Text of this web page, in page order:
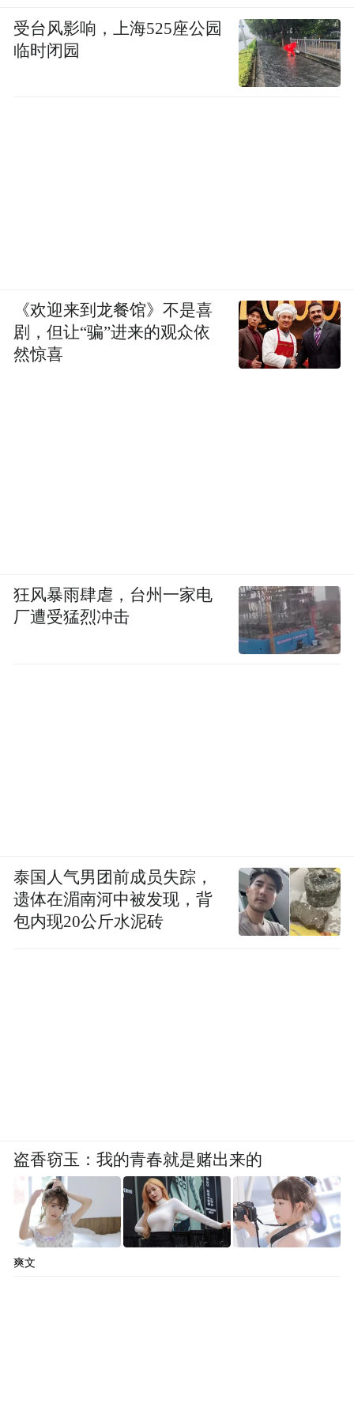
受台风影响，上海525座公园
临时闭园
《欢迎来到龙餐馆》不是喜
剧，但让“骗”进来的观众依
然惊喜
狂风暴雨肆虐，台州一家电
厂遭受猛烈冲击
泰国人气男团前成员失踪，
遗体在湄南河中被发现，背
包内现20公斤水泥砖
盗香窃玉：我的青春就是赌出来的
爽文